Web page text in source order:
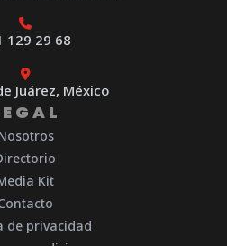
129 29 68
Juárez, México
Kit
de privacidad